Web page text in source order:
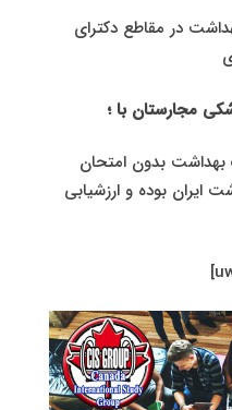
در مقاطع دكترای
مجارستان با ؛
كتاب وزارت بهداشت بدون امتحان
ایران بوده و ارزشیابی